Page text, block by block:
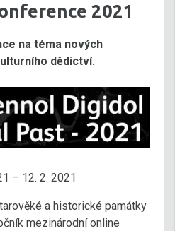
2021
na téma nových
dědictví.
– 12. 2. 2021
a historické památky
mezinárodní online